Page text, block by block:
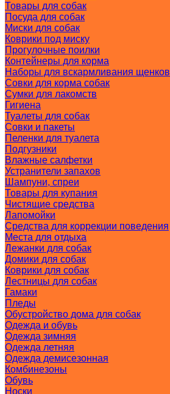
Товары для собак
Посуда для собак
Миски для собак
Коврики под миску
Прогулочные поилки
Контейнеры для корма
Наборы для вскармливания щенков
Совки для корма собак
Сумки для лакомств
Гигиена
Туалеты для собак
Совки и пакеты
Пеленки для туалета
Подгузники
Влажные салфетки
Устранители запахов
Шампуни, спреи
Товары для купания
Чистящие средства
Лапомойки
Средства для коррекции поведения
Места для отдыха
Лежанки для собак
Домики для собак
Коврики для собак
Лестницы для собак
Гамаки
Пледы
Обустройство дома для собак
Одежда и обувь
Одежда зимняя
Одежда летняя
Одежда демисезонная
Комбинезоны
Обувь
Носки